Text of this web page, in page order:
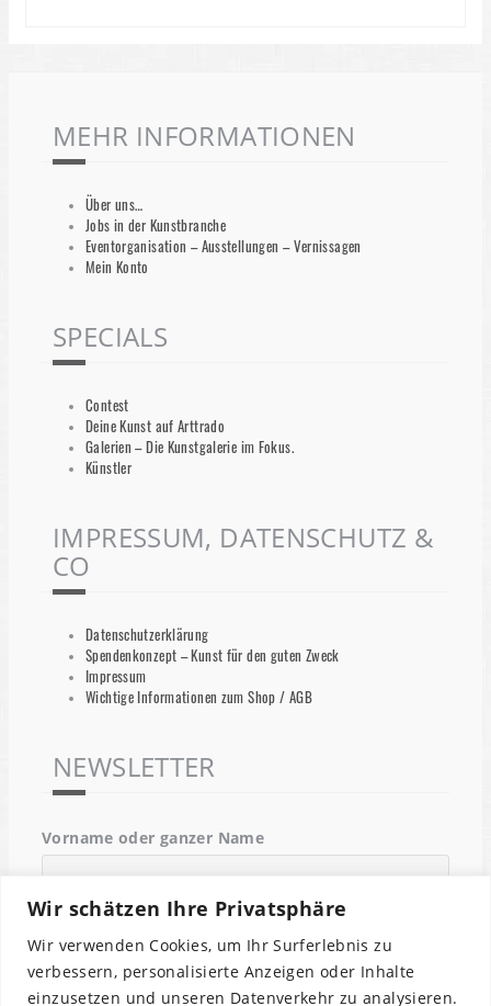
Wir schätzen Ihre Privatsphäre
Wir verwenden Cookies, um Ihr Surferlebnis zu
verbessern, personalisierte Anzeigen oder Inhalte
einzusetzen und unseren Datenverkehr zu analysieren.
MEHR INFORMATIONEN
Über uns…
Jobs in der Kunstbranche
Eventorganisation – Ausstellungen – Vernissagen
Mein Konto
SPECIALS
Contest
Deine Kunst auf Arttrado
Galerien – Die Kunstgalerie im Fokus.
Künstler
IMPRESSUM, DATENSCHUTZ &
CO
Datenschutzerklärung
Spendenkonzept – Kunst für den guten Zweck
Impressum
Wichtige Informationen zum Shop / AGB
NEWSLETTER
Vorname oder ganzer Name
Email